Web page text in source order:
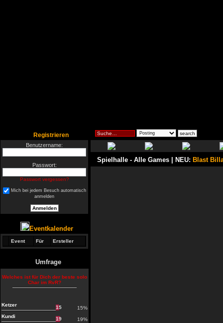
Registrieren
Benutzername:
Passwort:
Passwort vergessen?
Mich bei jedem Besuch automatisch
anmelden
Eventkalender
Event Für Ersteller
Umfrage
Welches ist für Dich der beste solo
Char im RvR?
Ketzer 15
15%
Kundi
19
19%
Spielhalle- Alle Games | NEU: Blast